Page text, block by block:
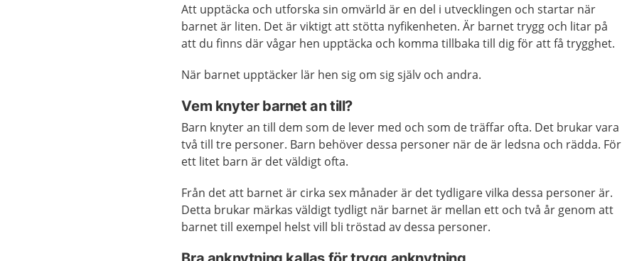
Att upptäcka och utforska sin omvärld är en del i utvecklingen och startar när
barnet är liten. Det är viktigt att stötta nyfikenheten. Är barnet trygg och litar på
att du finns där vågar hen upptäcka och komma tillbaka till dig för att få trygghet.
När barnet upptäcker lär hen sig om sig själv och andra.
Vem knyter barnet an till?
Barn knyter an till dem som de lever med och som de träffar ofta. Det brukar vara
två till tre personer. Barn behöver dessa personer när de är ledsna och rädda. För
ett litet barn är det väldigt ofta.
Från det att barnet är cirka sex månader är det tydligare vilka dessa personer är.
Detta brukar märkas väldigt tydligt när barnet är mellan ett och två år genom att
barnet till exempel helst vill bli tröstad av dessa personer.